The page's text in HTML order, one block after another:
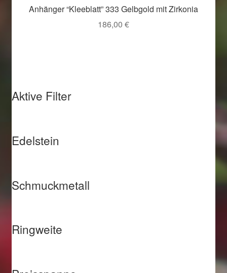
Anhänger “Kleeblatt” 333 Gelbgold mit Zirkonia
186,00 €
Aktive Filter
Edelstein
Schmuckmetall
Ringweite